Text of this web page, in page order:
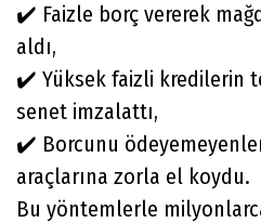
✔️ Faizle borç vererek
aldı,
✔️ Yüksek faizli kredilerin
senet imzalattı,
✔️ Borcunu
araçlarına zorla el koydu.
Bu yöntemlerle